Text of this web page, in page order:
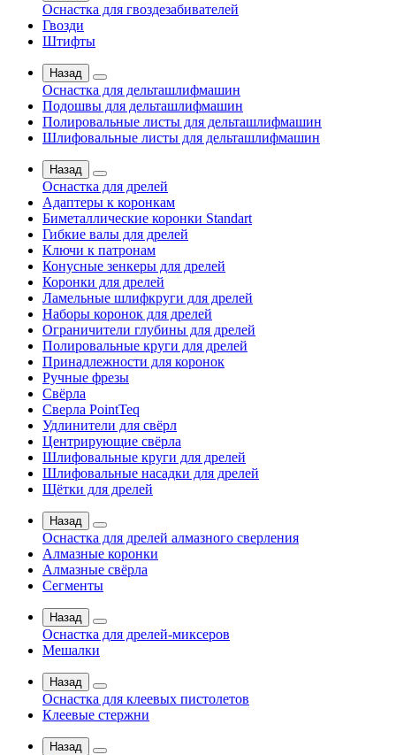
Оснастка для гвоздезабивателей
Гвозди
Штифты
Назад
Оснастка для дельташлифмашин
Подошвы для дельташлифмашин
Полировальные листы для дельташлифмашин
Шлифовальные листы для дельташлифмашин
Назад
Оснастка для дрелей
Адаптеры к коронкам
Биметаллические коронки Standart
Гибкие валы для дрелей
Ключи к патронам
Конусные зенкеры для дрелей
Коронки для дрелей
Ламельные шлифкруги для дрелей
Наборы коронок для дрелей
Ограничители глубины для дрелей
Полировальные круги для дрелей
Принадлежности для коронок
Ручные фрезы
Свёрла
Сверла PointTeq
Удлинители для свёрл
Центрирующие свёрла
Шлифовальные круги для дрелей
Шлифовальные насадки для дрелей
Щётки для дрелей
Назад
Оснастка для дрелей алмазного сверления
Алмазные коронки
Алмазные свёрла
Сегменты
Назад
Оснастка для дрелей-миксеров
Мешалки
Назад
Оснастка для клеевых пистолетов
Клеевые стержни
Назад